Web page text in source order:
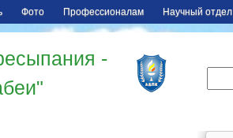
Фото Профессионалам Научный отдел
-